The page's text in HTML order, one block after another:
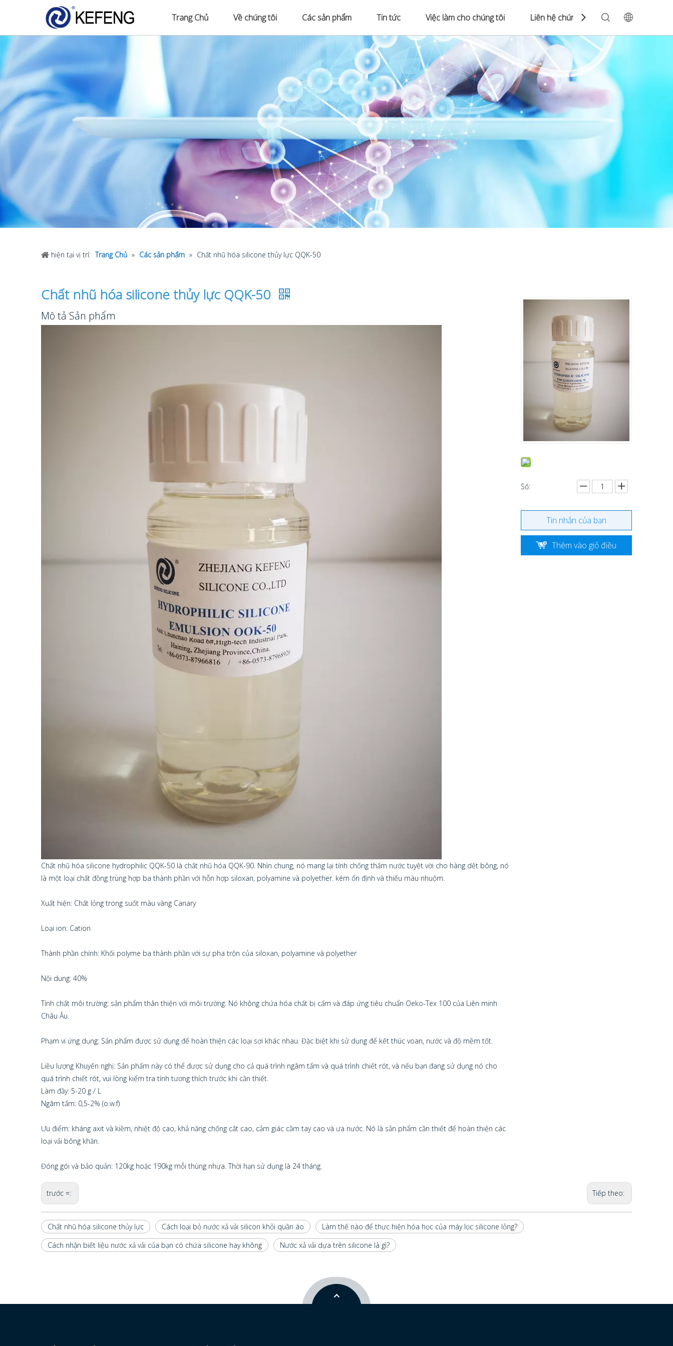
Trang Chủ Về chúng tôi Các sản phẩm Tin tức Việc làm cho chúng tôi Liên hệ chúng tôi
hiện tại vị trí: Trang Chủ » Các sản phẩm » Chất nhũ hóa silicone thủy lực QQK-50
Số:
Tin nhắn của bạn
Thêm vào giỏ điều
Chất nhũ hóa silicone thủy lực QQK-50
Mô tả Sản phẩm
Chất nhũ hóa silicone hydrophilic QQK-50 là chất nhũ hóa QQK-90. Nhìn chung, nó mang lại tính chống thấm nước tuyệt vời cho hàng dệt bông, nó
là một loại chất đồng trùng hợp ba thành phần với hỗn hợp siloxan, polyamine và polyether. kém ổn định và thiếu màu nhuộm.
Xuất hiện: Chất lỏng trong suốt màu vàng Canary
Loại ion: Cation
Thành phần chính: Khối polyme ba thành phần với sự pha trộn của siloxan, polyamine và polyether
Nội dung: 40%
Tính chất môi trường: sản phẩm thân thiện với môi trường. Nó không chứa hóa chất bị cấm và đáp ứng tiêu chuẩn Oeko-Tex 100 của Liên minh
Châu Âu.
Phạm vi ứng dụng: Sản phẩm được sử dụng để hoàn thiện các loại sợi khác nhau. Đặc biệt khi sử dụng để kết thúc voan, nước và độ mềm tốt.
Liều lượng Khuyến nghị: Sản phẩm này có thể được sử dụng cho cả quá trình ngâm tẩm và quá trình chiết rót, và nếu bạn đang sử dụng nó cho
quá trình chiết rót, vui lòng kiểm tra tính tương thích trước khi cần thiết.
Làm đầy: 5-20 g / L
Ngâm tẩm: 0,5-2% (o.w.f)
Ưu điểm: kháng axit và kiềm, nhiệt độ cao, khả năng chống cắt cao, cảm giác cầm tay cao và ưa nước. Nó là sản phẩm cần thiết để hoàn thiện các
loại vải bông khăn.
Đóng gói và bảo quản: 120kg hoặc 190kg mỗi thùng nhựa. Thời hạn sử dụng là 24 tháng.
trước =: Tiếp theo:
Chất nhũ hóa silicone thủy lực Cách loại bỏ nước xả vải silicon khỏi quần áo
Làm thế nào để thực hiện hóa học của máy lọc silicone lỏng?
Cách nhận biết liệu nước xả vải của bạn có chứa silicone hay không
Nước xả vải dựa trên silicone là gì?